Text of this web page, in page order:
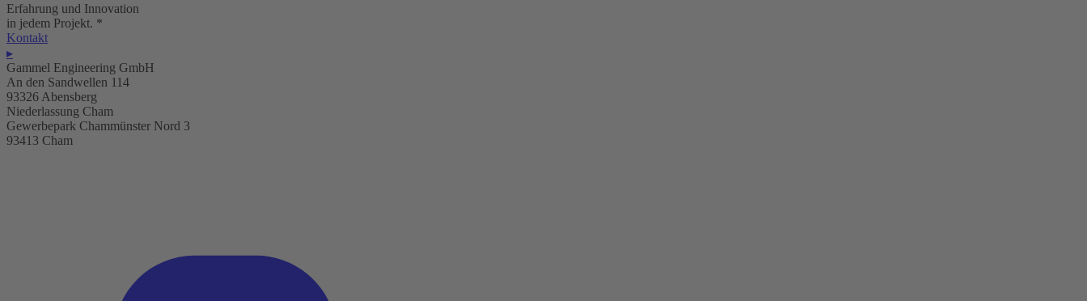
Erfahrung und Innovation
in jedem Projekt. *
Kontakt
▸
Gammel Engineering GmbH
An den Sandwellen 114
93326 Abensberg
Niederlassung Cham
Gewerbepark Chammünster Nord 3
93413 Cham